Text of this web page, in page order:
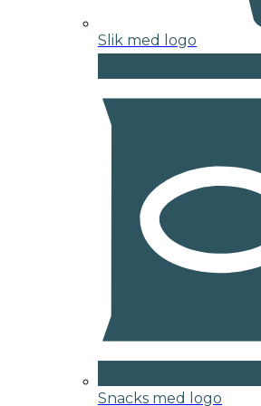
Slik med logo
Snacks med logo